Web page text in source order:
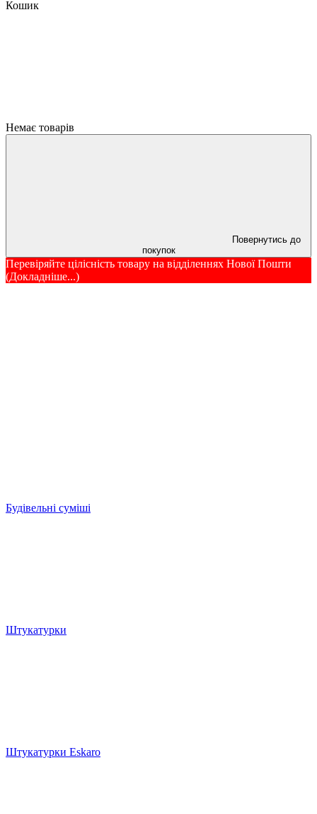
Кошик
Немає товарів
Повернутись до
покупок
Перевіряйте цілісність товару на відділеннях Нової Пошти
(Докладніше...)
Будівельні суміші
Штукатурки
Штукатурки Eskaro